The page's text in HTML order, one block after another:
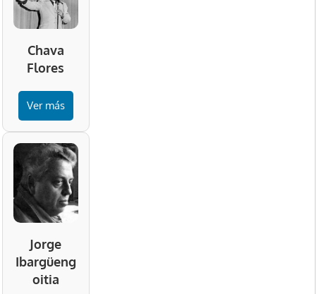
Chava
Flores
Ver más
Jorge
Ibargüeng
oitia